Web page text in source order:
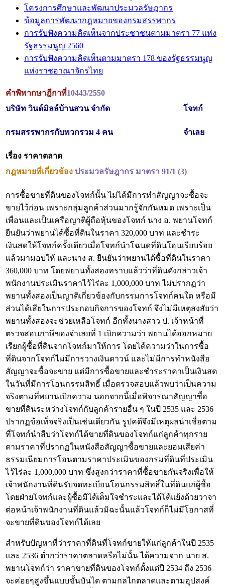
โครงการศึกษาและพัฒนาประมวลรัษฎากร
ข้อมูลการพัฒนากฎหมายของกรมสรรพากร
การรับฟังความคิดเห็นจากประชาชนตามมาตรา 77 แห่ง
รัฐธรรมนูญ 2560
การรับฟังความคิดเห็นตามมาตรา 178 ของรัฐธรรมนูญ
แห่งราชอาณาจักรไทย
คำพิพากษาฎีกาที่10443/2550
บริษัท วินด์มิลล์บ้านสวน จำกัด
โจทก์
กรมสรรพากรกับพวกรวม 4 คน จำเลย
เรื่อง ราคาตลาด
กฎหมายที่เกี่ยวข้อง ประมวลรัษฎากร มาตรา 91/1 (3)
การซื้อขายที่ดินของโจทก์นั้น ไม่ได้มีการทำสัญญาจะซื้อจะ
ขายไว้ก่อน เพราะกลุ่มลูกค้าส่วนมากรู้จักกันหมด เพราะเป็น
เพื่อนและเป็นเครือญาติผู้ถือหุ้นของโจทก์ นาง อ. พยานโจทก์
ยืนยันว่าพยานได้ซื้อที่ดินในราคา 320,000 บาท และชำระ
เงินสดให้โจทก์ครั้งเดียวเมื่อโจทก์นำโฉนดที่ดินโอนเรียบร้อย
แล้วมามอบให้ และนาง ส. ยืนยันว่าพยานได้ซื้อที่ดินในราคา
360,000 บาท โดยพยานทั้งสองทราบแล้วว่าที่ดินดังกล่าวเจ้า
พนักงานประเมินราคาไว้ไร่ละ 1,000,000 บาท ไม่ปรากฏว่า
พยานทั้งสองเป็นญาติเกี่ยวข้องกับกรรมการโจทก์คนใด หรือมี
ส่วนได้เสียในการประกอบกิจการของโจทก์ จึงไม่มีเหตุสงสัยว่า
พยานทั้งสองจะช่วยเหลือโจทก์ อีกทั้งนางสาว ป. เจ้าหน้าที่
ตรวจสอบภาษีของจำเลยที่ 1 เบิกความว่า พยานได้ออกหมาย
เรียกผู้ซื้อที่ดินจากโจทก์มาให้การ โดยได้ความว่าในการซื้อ
ที่ดินจากโจทก์ไม่มีการวางเงินดาวน์ และไม่มีการทำหนังสือ
สัญญาจะซื้อจะขาย แต่มีการซื้อขายและชำระราคาเป็นเงินสด
ในวันที่มีการโอนกรรมสิทธิ์ เมื่อตรวจสอบแล้วพบว่าเป็นความ
จริงตามที่พยานเบิกความ นอกจากนี้เมื่อพิจารณาสัญญาซื้อ
ขายที่ดินระหว่างโจทก์กับลูกค้ารายอื่น ๆ ในปี 2535 และ 2536
ปรากฏข้อเท็จจริงเป็นเช่นเดียวกัน รูปคดีจึงมีเหตุผลน่าเชื่อตาม
ที่โจทก์นำสืบว่าโจทก์ได้ขายที่ดินของโจทก์แก่ลูกค้าทุกราย
ตามราคาที่ปรากฏในหนังสือสัญญาซื้อขายและยอมเสียค่า
ธรรมเนียมการโอนตามราคาประเมินของกรมที่ดินที่ประเมิน
ไว้ไร่ละ 1,000,000 บาท ซึ่งสูงกว่าราคาที่ซื้อขายกันจริงเพื่อให้
เจ้าพนักงานที่ดินรับจดทะเบียนโอนกรรมสิทธิ์ในที่ดินแก่ผู้ซื้อ
โดยฝ่ายโจทก์และผู้ซื้อมิได้เต็มใจชำระและได้โต้แย้งด้วยวาจา
ต่อหน้าเจ้าพนักงานที่ดินแล้วมิฉะนั้นแล้วโจทก์ก็ไม่มีโอกาสที่
จะขายที่ดินของโจทก์ได้เลย
สำหรับปัญหาที่ว่าราคาที่ดินที่โจทก์ขายให้แก่ลูกค้าในปี 2535
และ 2536 ต่ำกว่าราคาตลาดหรือไม่นั้น ได้ความจาก นาย ส.
พยานโจทก์ว่า ราคาขายที่ดินของโจทก์ตั้งแต่ปี 2534 ถึง 2536
จะค่อยๆสูงขึ้นแบบขั้นบันได ตามกลไกตลาดและตามอุปสงค์